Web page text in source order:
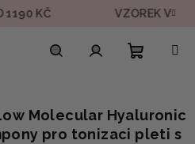
KČ VZOREK V KAŽDÉ
košík
Molecular Hyaluronic
pro tonizaci pleti s